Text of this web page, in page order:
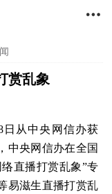

赏乱象
从中央网信办获
中央网信办在全国
直播打赏乱象”专
易滋生直播打赏乱